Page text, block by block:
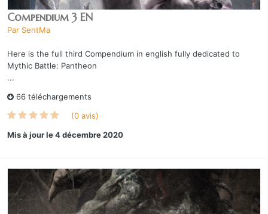
Compendium 3 EN
Par SentMa
Here is the full third Compendium in english fully dedicated to
Mythic Battle: Pantheon
...
66 téléchargements
(0 avis)
Mis à jourle 4 décembre 2020